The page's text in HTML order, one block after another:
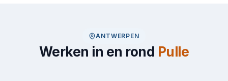
ANTWERPEN
Werken in en rond Pulle